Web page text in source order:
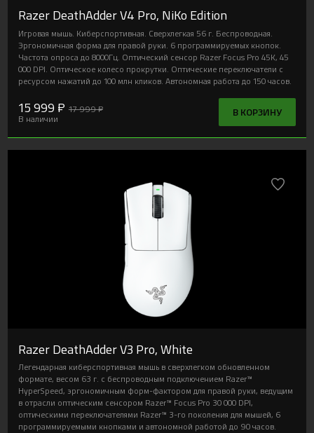
Razer DeathAdder V4 Pro, NiKo Edition
Игровая мышь. Киберспортивная. Сверхлегкая 56 г. Беспроводная.
Эргономичная форма для правой руки. 6 программируемых кнопок.
Частота опроса до 8000Гц. Оптический сенсор Razer Focus Pro 45K, 45
000 DPI. Оптическое колесо прокрутки. Оптические переключатели с
ресурсом нажатий до 100 млн кликов. Автономная работа до 150 часов.
15 999 ₽ 17 999 ₽
В наличии
В КОРЗИНУ
Razer DeathAdder V3 Pro, White
Легендарная киберспортивная мышь в сверхлегком обновленном
формате, весом 63 г. с беспроводным подключением Razer™
HyperSpeed, эргономичным форм-фактором для правой руки, ведущим
в отрасли оптическим сенсором Razer™ Focus Pro 30 000 DPI,
оптическими переключателями Razer™ 3-го поколения для мышей, 6
программируемыми кнопками и автономной работой до 90 часов.